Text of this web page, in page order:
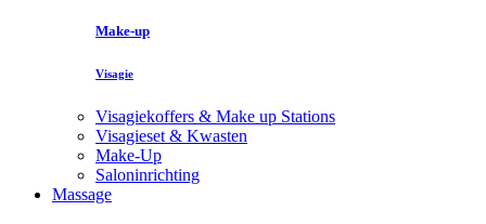
Make-up
Visagie
Visagiekoffers & Make up Stations
Visagieset & Kwasten
Make-Up
Saloninrichting
Massage